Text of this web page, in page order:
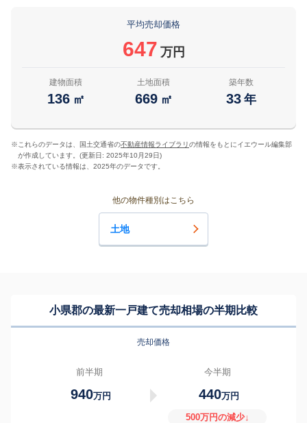
平均売却価格
647 万円
建物面積
136 ㎡
土地面積
669 ㎡
築年数
33 年
※ これらのデータは、国土交通省の不動産情報ライブラリの情報をもとにイエウール編集部
が作成しています。(更新日: 2025年10月29日)
※表示されている情報は、2025年のデータです。
他の物件種別はこちら
土地
小県郡の最新一戸建て売却相場の半期比較
売却価格
前半期
940万円
今半期
440万円
500万円の減少↓